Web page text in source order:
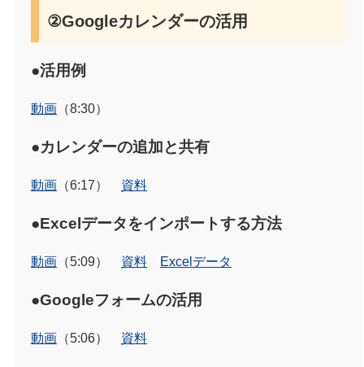
②Googleカレンダーの活用
●活用例
動画 （8:30）
●カレンダーの追加と共有
動画 （6:17） 資料
●Excelデータをインポートする方法
動画 （5:09） 資料 Excelデータ
●Googleフォームの活用
動画 （5:06） 資料